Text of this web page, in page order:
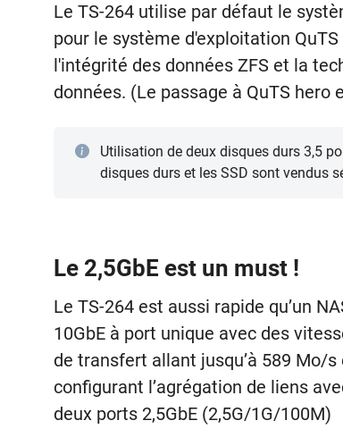
Le TS-264 utilise par défaut le
pour le système d'exploitation
l'intégrité des données ZFS et la
données. (Le passage à QuTS hero
Utilisation de deux disques durs 3,5
disques durs et les SSD sont vendus
Le 2,5GbE est un must !
Le TS-264 est aussi rapide qu’un
10GbE à port unique avec des
de transfert allant jusqu’à 589 Mo/s
configurant l’agrégation de liens
deux ports 2,5GbE (2,5G/1G/100M)